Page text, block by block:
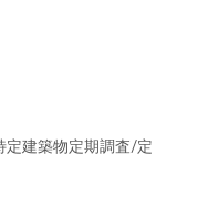
建築物定期調査/定